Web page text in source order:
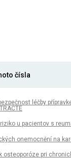
čísla
léčby
u pacientov s
onemocnění na
osteoporóze pri